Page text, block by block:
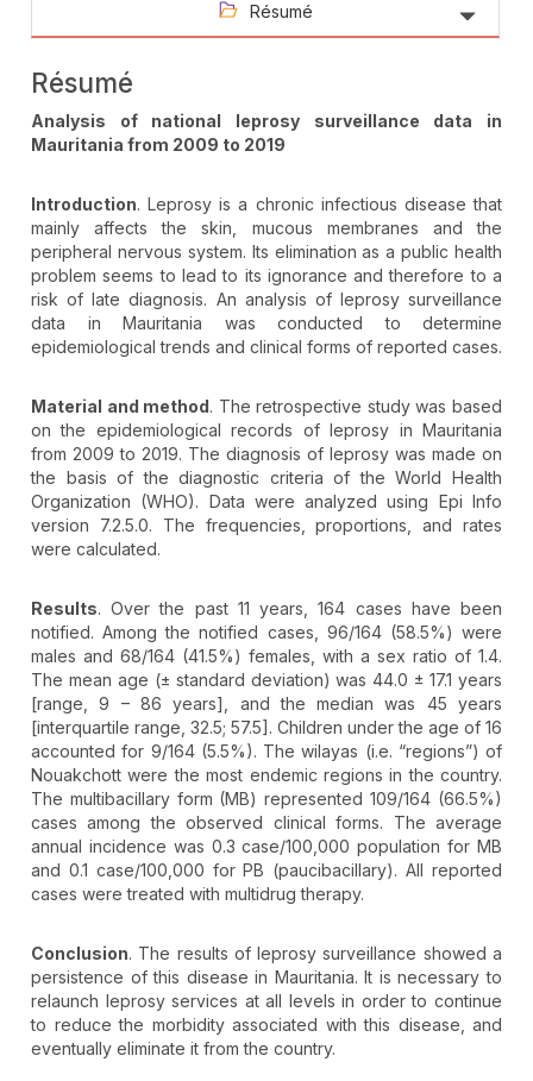
Résumé
Résumé
Analysis of national leprosy surveillance data in
Mauritania from 2009 to 2019
Introduction. Leprosy is a chronic infectious disease that
mainly affects the skin, mucous membranes and the
peripheral nervous system. Its elimination as a public health
problem seems to lead to its ignorance and therefore to a
risk of late diagnosis. An analysis of leprosy surveillance
data in Mauritania was conducted to determine
epidemiological trends and clinical forms of reported cases.
Material and method. The retrospective study was based
on the epidemiological records of leprosy in Mauritania
from 2009 to 2019. The diagnosis of leprosy was made on
the basis of the diagnostic criteria of the World Health
Organization (WHO). Data were analyzed using Epi Info
version 7.2.5.0. The frequencies, proportions, and rates
were calculated.
Results. Over the past 11 years, 164 cases have been
notified. Among the notified cases, 96/164 (58.5%) were
males and 68/164 (41.5%) females, with a sex ratio of 1.4.
The mean age (± standard deviation) was 44.0 ± 17.1 years
[range, 9 – 86 years], and the median was 45 years
[interquartile range, 32.5; 57.5]. Children under the age of 16
accounted for 9/164 (5.5%). The wilayas (i.e. “regions”) of
Nouakchott were the most endemic regions in the country.
The multibacillary form (MB) represented 109/164 (66.5%)
cases among the observed clinical forms. The average
annual incidence was 0.3 case/100,000 population for MB
and 0.1 case/100,000 for PB (paucibacillary). All reported
cases were treated with multidrug therapy.
Conclusion. The results of leprosy surveillance showed a
persistence of this disease in Mauritania. It is necessary to
relaunch leprosy services at all levels in order to continue
to reduce the morbidity associated with this disease, and
eventually eliminate it from the country.